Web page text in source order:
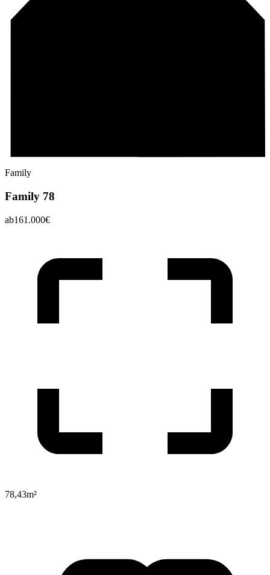
Family
Family 78
ab161.000€
78,43m²